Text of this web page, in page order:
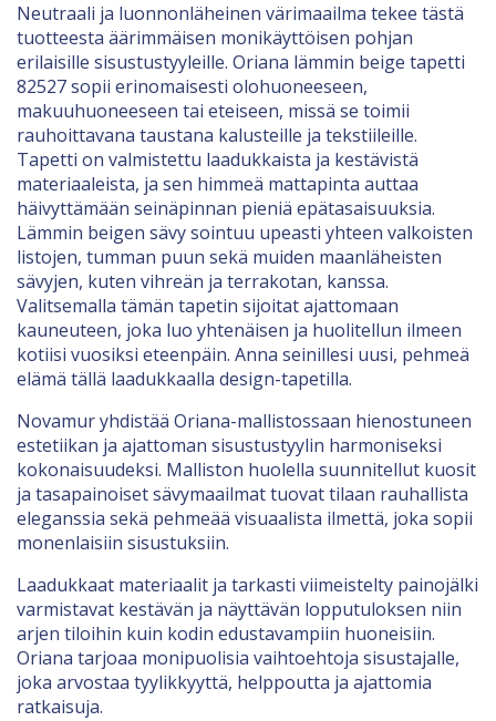
Neutraali ja luonnonläheinen värimaailma tekee tästä
tuotteesta äärimmäisen monikäyttöisen pohjan
erilaisille sisustustyyleille. Oriana lämmin beige tapetti
82527 sopii erinomaisesti olohuoneeseen,
makuuhuoneeseen tai eteiseen, missä se toimii
rauhoittavana taustana kalusteille ja tekstiileille.
Tapetti on valmistettu laadukkaista ja kestävistä
materiaaleista, ja sen himmeä mattapinta auttaa
häivyttämään seinäpinnan pieniä epätasaisuuksia.
Lämmin beigen sävy sointuu upeasti yhteen valkoisten
listojen, tumman puun sekä muiden maanläheisten
sävyjen, kuten vihreän ja terrakotan, kanssa.
Valitsemalla tämän tapetin sijoitat ajattomaan
kauneuteen, joka luo yhtenäisen ja huolitellun ilmeen
kotiisi vuosiksi eteenpäin. Anna seinillesi uusi, pehmeä
elämä tällä laadukkaalla design-tapetilla.
Novamur yhdistää Oriana-mallistossaan hienostuneen
estetiikan ja ajattoman sisustustyylin harmoniseksi
kokonaisuudeksi. Malliston huolella suunnitellut kuosit
ja tasapainoiset sävymaailmat tuovat tilaan rauhallista
eleganssia sekä pehmeää visuaalista ilmettä, joka sopii
monenlaisiin sisustuksiin.
Laadukkaat materiaalit ja tarkasti viimeistelty painojälki
varmistavat kestävän ja näyttävän lopputuloksen niin
arjen tiloihin kuin kodin edustavampiin huoneisiin.
Oriana tarjoaa monipuolisia vaihtoehtoja sisustajalle,
joka arvostaa tyylikkyyttä, helppoutta ja ajattomia
ratkaisuja.